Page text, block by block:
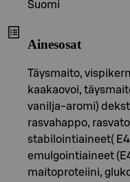
Suomi
Ainesosat
Täysmaito,
kaakaovoi,
vanilja-aromi)
rasvahappo,
stabilointiaineet(
emulgointiaineet
maitoproteiini,